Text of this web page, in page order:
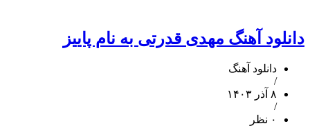
دانلود آهنگ مهدی قدرتی به نام پاییز
دانلود آهنگ
/
۸ آذر ۱۴۰۳
/
۰ نظر